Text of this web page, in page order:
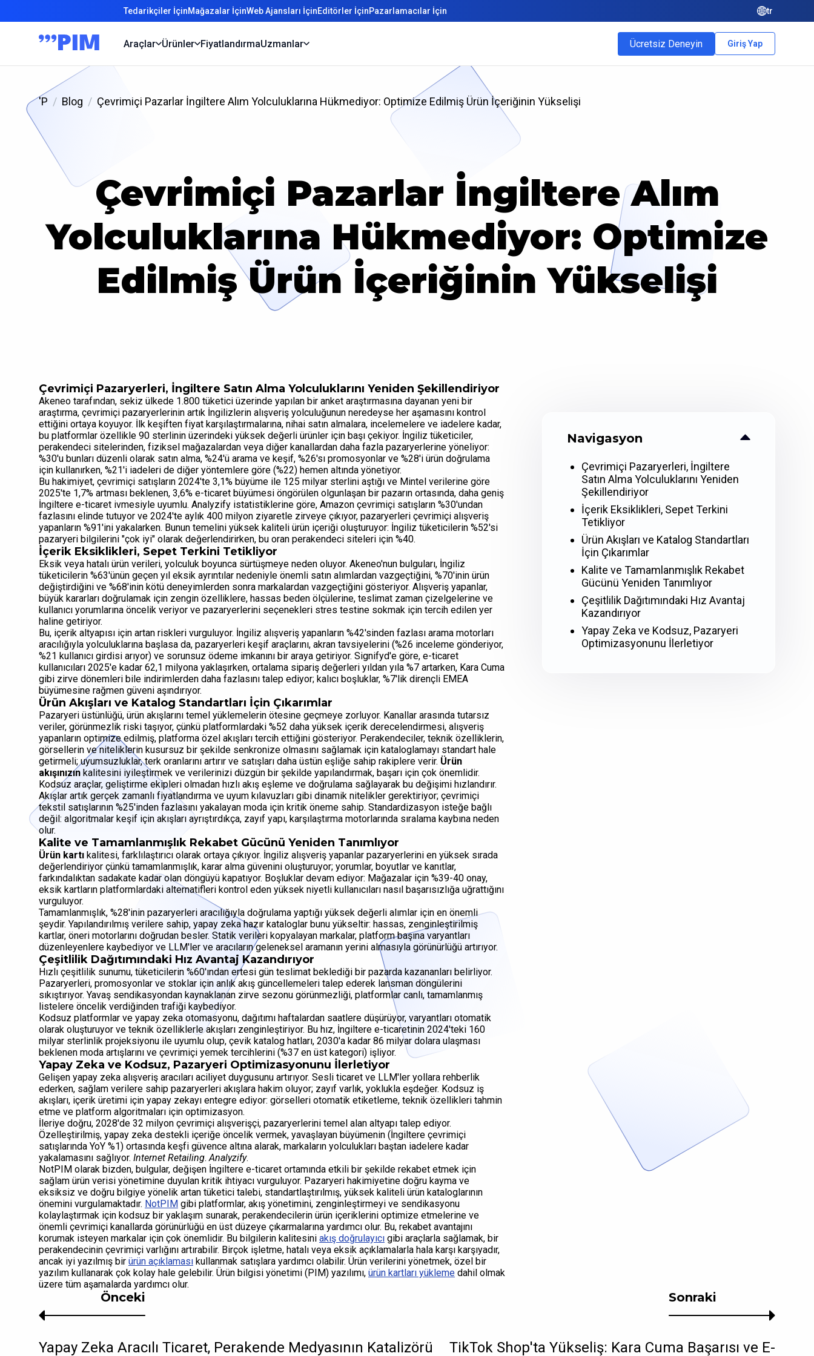
Tedarikçiler İçinMağazalar İçinWeb Ajansları İçinEditörler İçinPazarlamacılar İçin tr
Araçlar Ürünler FiyatlandırmaUzmanlar Ücretsiz Deneyin Giriş Yap
'P Blog Çevrimiçi Pazarlar İngiltere Alım Yolculuklarına Hükmediyor: Optimize Edilmiş Ürün İçeriğinin Yükselişi
Çevrimiçi Pazarlar İngiltere Alım
Yolculuklarına Hükmediyor: Optimize
Edilmiş Ürün İçeriğinin Yükselişi
Çevrimiçi Pazaryerleri, İngiltere Satın Alma Yolculuklarını Yeniden Şekillendiriyor
Akeneo tarafından, sekiz ülkede 1.800 tüketici üzerinde yapılan bir anket araştırmasına dayanan yeni bir
araştırma, çevrimiçi pazaryerlerinin artık İngilizlerin alışveriş yolculuğunun neredeyse her aşamasını kontrol
ettiğini ortaya koyuyor. İlk keşiften fiyat karşılaştırmalarına, nihai satın almalara, incelemelere ve iadelere kadar,
bu platformlar özellikle 90 sterlinin üzerindeki yüksek değerli ürünler için başı çekiyor. İngiliz tüketiciler,
perakendeci sitelerinden, fiziksel mağazalardan veya diğer kanallardan daha fazla pazaryerlerine yöneliyor:
%30'u bunları düzenli olarak satın alma, %24'ü arama ve keşif, %26'sı promosyonlar ve %28'i ürün doğrulama
için kullanırken, %21'i iadeleri de diğer yöntemlere göre (%22) hemen altında yönetiyor.
Bu hakimiyet, çevrimiçi satışların 2024'te 3,1% büyüme ile 125 milyar sterlini aştığı ve Mintel verilerine göre
2025'te 1,7% artması beklenen, 3,6% e-ticaret büyümesi öngörülen olgunlaşan bir pazarın ortasında, daha geniş
İngiltere e-ticaret ivmesiyle uyumlu. Analyzify istatistiklerine göre, Amazon çevrimiçi satışların %30'undan
fazlasını elinde tutuyor ve 2024'te aylık 400 milyon ziyaretle zirveye çıkıyor, pazaryerleri çevrimiçi alışveriş
yapanların %91'ini yakalarken. Bunun temelini yüksek kaliteli ürün içeriği oluşturuyor: İngiliz tüketicilerin %52'si
pazaryeri bilgilerini "çok iyi" olarak değerlendirirken, bu oran perakendeci siteleri için %40.
İçerik Eksiklikleri, Sepet Terkini Tetikliyor
Eksik veya hatalı ürün verileri, yolculuk boyunca sürtüşmeye neden oluyor. Akeneo'nun bulguları, İngiliz
tüketicilerin %63'ünün geçen yıl eksik ayrıntılar nedeniyle önemli satın alımlardan vazgeçtiğini, %70'inin ürün
değiştirdiğini ve %68'inin kötü deneyimlerden sonra markalardan vazgeçtiğini gösteriyor. Alışveriş yapanlar,
büyük kararları doğrulamak için zengin özelliklere, hassas beden ölçülerine, teslimat zaman çizelgelerine ve
kullanıcı yorumlarına öncelik veriyor ve pazaryerlerini seçenekleri stres testine sokmak için tercih edilen yer
haline getiriyor.
Bu, içerik altyapısı için artan riskleri vurguluyor. İngiliz alışveriş yapanların %42'sinden fazlası arama motorları
aracılığıyla yolculuklarına başlasa da, pazaryerleri keşif araçlarını, akran tavsiyelerini (%26 inceleme gönderiyor,
%21 kullanıcı girdisi arıyor) ve sorunsuz ödeme imkanını bir araya getiriyor. Signifyd'e göre, e-ticaret
kullanıcıları 2025'e kadar 62,1 milyona yaklaşırken, ortalama sipariş değerleri yıldan yıla %7 artarken, Kara Cuma
gibi zirve dönemleri bile indirimlerden daha fazlasını talep ediyor; kalıcı boşluklar, %7'lik dirençli EMEA
büyümesine rağmen güveni aşındırıyor.
Ürün Akışları ve Katalog Standartları İçin Çıkarımlar
Pazaryeri üstünlüğü, ürün akışlarını temel yüklemelerin ötesine geçmeye zorluyor. Kanallar arasında tutarsız
veriler, görünmezlik riski taşıyor, çünkü platformlardaki %52 daha yüksek içerik derecelendirmesi, alışveriş
yapanların optimize edilmiş, platforma özel akışları tercih ettiğini gösteriyor. Perakendeciler, teknik özelliklerin,
görsellerin ve niteliklerin kusursuz bir şekilde senkronize olmasını sağlamak için kataloglamayı standart hale
getirmeli; uyumsuzluklar, terk oranlarını artırır ve satışları daha üstün eşliğe sahip rakiplere verir. Ürün
akışınızın kalitesini iyileştirmek ve verilerinizi düzgün bir şekilde yapılandırmak, başarı için çok önemlidir.
Kodsuz araçlar, geliştirme ekipleri olmadan hızlı akış eşleme ve doğrulama sağlayarak bu değişimi hızlandırır.
Akışlar artık gerçek zamanlı fiyatlandırma ve uyum kılavuzları gibi dinamik nitelikler gerektiriyor; çevrimiçi
tekstil satışlarının %25'inden fazlasını yakalayan moda için kritik öneme sahip. Standardizasyon isteğe bağlı
değil: algoritmalar keşif için akışları ayrıştırdıkça, zayıf yapı, karşılaştırma motorlarında sıralama kaybına neden
olur.
Kalite ve Tamamlanmışlık Rekabet Gücünü Yeniden Tanımlıyor
Ürün kartı kalitesi, farklılaştırıcı olarak ortaya çıkıyor. İngiliz alışveriş yapanlar pazaryerlerini en yüksek sırada
değerlendiriyor çünkü tamamlanmışlık, karar alma güvenini oluşturuyor; yorumlar, boyutlar ve kanıtlar,
farkındalıktan sadakate kadar olan döngüyü kapatıyor. Boşluklar devam ediyor: Mağazalar için %39-40 onay,
eksik kartların platformlardaki alternatifleri kontrol eden yüksek niyetli kullanıcıları nasıl başarısızlığa uğrattığını
vurguluyor.
Tamamlanmışlık, %28'inin pazaryerleri aracılığıyla doğrulama yaptığı yüksek değerli alımlar için en önemli
şeydir. Yapılandırılmış verilere sahip, yapay zeka hazır kataloglar bunu yükseltir: hassas, zenginleştirilmiş
kartlar, öneri motorlarını doğrudan besler. Statik verileri kopyalayan markalar, platform başına varyantları
düzenleyenlere kaybediyor ve LLM'ler ve aracıların geleneksel aramanın yerini almasıyla görünürlüğü artırıyor.
Çeşitlilik Dağıtımındaki Hız Avantaj Kazandırıyor
Hızlı çeşitlilik sunumu, tüketicilerin %60'ından ertesi gün teslimat beklediği bir pazarda kazananları belirliyor.
Pazaryerleri, promosyonlar ve stoklar için anlık akış güncellemeleri talep ederek lansman döngülerini
sıkıştırıyor. Yavaş sendikasyondan kaynaklanan zirve sezonu görünmezliği, platformlar canlı, tamamlanmış
listelere öncelik verdiğinden trafiği kaybediyor.
Kodsuz platformlar ve yapay zeka otomasyonu, dağıtımı haftalardan saatlere düşürüyor, varyantları otomatik
olarak oluşturuyor ve teknik özelliklerle akışları zenginleştiriyor. Bu hız, İngiltere e-ticaretinin 2024'teki 160
milyar sterlinlik projeksiyonu ile uyumlu olup, çevik katalog hatları, 2030'a kadar 86 milyar dolara ulaşması
beklenen moda artışlarını ve çevrimiçi yemek tercihlerini (%37 en üst kategori) işliyor.
Yapay Zeka ve Kodsuz, Pazaryeri Optimizasyonunu İlerletiyor
Gelişen yapay zeka alışveriş aracıları aciliyet duygusunu artırıyor. Sesli ticaret ve LLM'ler yollara rehberlik
ederken, sağlam verilere sahip pazaryerleri akışlara hakim oluyor; zayıf varlık, yoklukla eşdeğer. Kodsuz iş
akışları, içerik üretimi için yapay zekayı entegre ediyor: görselleri otomatik etiketleme, teknik özellikleri tahmin
etme ve platform algoritmaları için optimizasyon.
İleriye doğru, 2028'de 32 milyon çevrimiçi alışverişçi, pazaryerlerini temel alan altyapı talep ediyor.
Özelleştirilmiş, yapay zeka destekli içeriğe öncelik vermek, yavaşlayan büyümenin (İngiltere çevrimiçi
satışlarında YoY %1) ortasında keşfi güvence altına alarak, markaların yolculukları baştan iadelere kadar
yakalamasını sağlıyor. Internet Retailing.Analyzify.
NotPIM olarak bizden, bulgular, değişen İngiltere e-ticaret ortamında etkili bir şekilde rekabet etmek için
sağlam ürün verisi yönetimine duyulan kritik ihtiyacı vurguluyor. Pazaryeri hakimiyetine doğru kayma ve
eksiksiz ve doğru bilgiye yönelik artan tüketici talebi, standartlaştırılmış, yüksek kaliteli ürün kataloglarının
önemini vurgulamaktadır. NotPIM gibi platformlar, akış yönetimini, zenginleştirmeyi ve sendikasyonu
kolaylaştırmak için kodsuz bir yaklaşım sunarak, perakendecilerin ürün içeriklerini optimize etmelerine ve
önemli çevrimiçi kanallarda görünürlüğü en üst düzeye çıkarmalarına yardımcı olur. Bu, rekabet avantajını
korumak isteyen markalar için çok önemlidir. Bu bilgilerin kalitesini akış doğrulayıcı gibi araçlarla sağlamak, bir
perakendecinin çevrimiçi varlığını artırabilir. Birçok işletme, hatalı veya eksik açıklamalarla hala karşı karşıyadır,
ancak iyi yazılmış bir ürün açıklaması kullanmak satışlara yardımcı olabilir. Ürün verilerini yönetmek, özel bir
yazılım kullanarak çok kolay hale gelebilir. Ürün bilgisi yönetimi (PIM) yazılımı, ürün kartları yükleme dahil olmak
üzere tüm aşamalarda yardımcı olur.
Navigasyon
Çevrimiçi Pazaryerleri, İngiltere
Satın Alma Yolculuklarını Yeniden
Şekillendiriyor
İçerik Eksiklikleri, Sepet Terkini
Tetikliyor
Ürün Akışları ve Katalog Standartları
İçin Çıkarımlar
Kalite ve Tamamlanmışlık Rekabet
Gücünü Yeniden Tanımlıyor
Çeşitlilik Dağıtımındaki Hız Avantaj
Kazandırıyor
Yapay Zeka ve Kodsuz, Pazaryeri
Optimizasyonunu İlerletiyor
Sonraki
TikTok Shop'ta Yükseliş: Kara Cuma Başarısı ve E-
Önceki
Yapay Zeka Aracılı Ticaret, Perakende Medyasının Katalizörü